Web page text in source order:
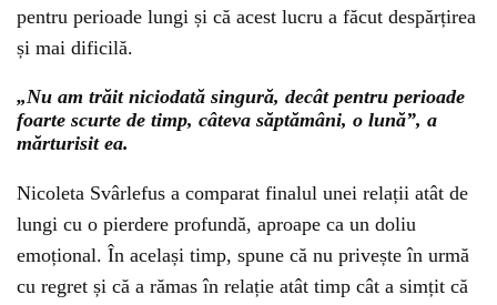
pentru perioade lungi și că acest lucru a făcut despărțirea
și mai dificilă.
„Nu am trăit niciodată singură, decât pentru perioade
foarte scurte de timp, câteva săptămâni, o lună”, a
mărturisit ea.
Nicoleta Svârlefus a comparat finalul unei relații atât de
lungi cu o pierdere profundă, aproape ca un doliu
emoțional. În același timp, spune că nu privește în urmă
cu regret și că a rămas în relație atât timp cât a simțit că